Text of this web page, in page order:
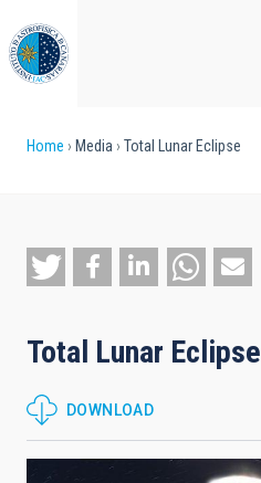
to
main
content
Breadcrumb
Home Media Total Lunar Eclipse
Total Lunar Eclipse
DOWNLOAD